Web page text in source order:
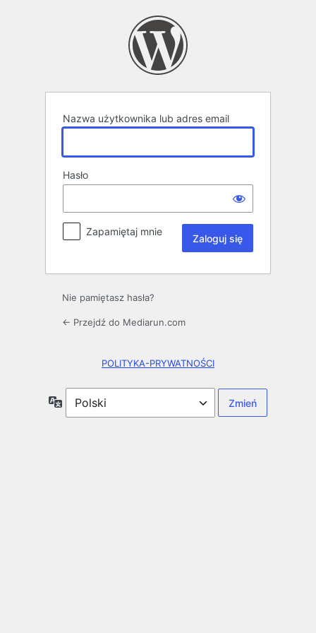
Nazwa użytkownika lub adres email
Hasło
Zapamiętaj mnie
Nie pamiętasz hasła?
← Przejdź do Mediarun.com
POLITYKA-PRYWATNOŚCI
Język